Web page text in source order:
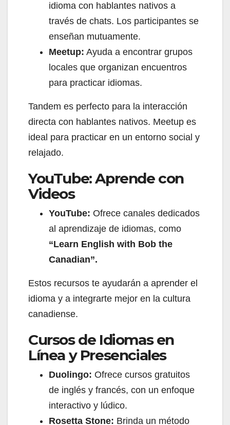
idioma con hablantes nativos a
través de chats. Los participantes se
enseñan mutuamente.
Meetup: Ayuda a encontrar grupos
locales que organizan encuentros
para practicar idiomas.
Tandem es perfecto para la interacción
directa con hablantes nativos. Meetup es
ideal para practicar en un entorno social y
relajado.
YouTube: Aprende con
Videos
YouTube: Ofrece canales dedicados
al aprendizaje de idiomas, como
“Learn English with Bob the
Canadian”.
Estos recursos te ayudarán a aprender el
idioma y a integrarte mejor en la cultura
canadiense.
Cursos de Idiomas en
Línea y Presenciales
Duolingo: Ofrece cursos gratuitos
de inglés y francés, con un enfoque
interactivo y lúdico.
Rosetta Stone: Brinda un método